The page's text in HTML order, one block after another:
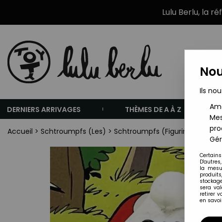
Lulu Berlu, la
DERNIERS ARRIVAGES THÈMES DE A À Z
Accueil > Schtroumpfs (Les) > Schtroumpfs (Figurines)
Ils
la
sera
retirer
en